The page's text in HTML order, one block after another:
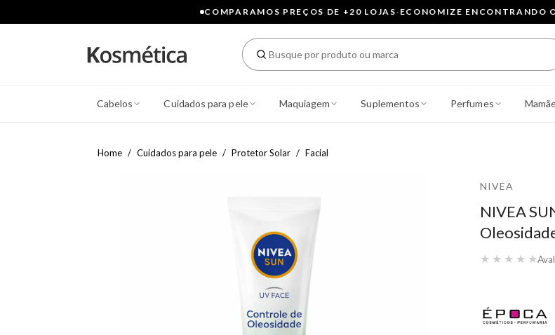
COMPARAMOS PREÇOS DE +20 LOJAS· ECONOMIZE ENCONTRANDO
Cabelos Cuidados para pele Maquiagem Suplementos Perfumes
Home Cuidados para pele Protetor Solar Facial
NIVEA
NIVEA
★ ★ ★ ★ ★